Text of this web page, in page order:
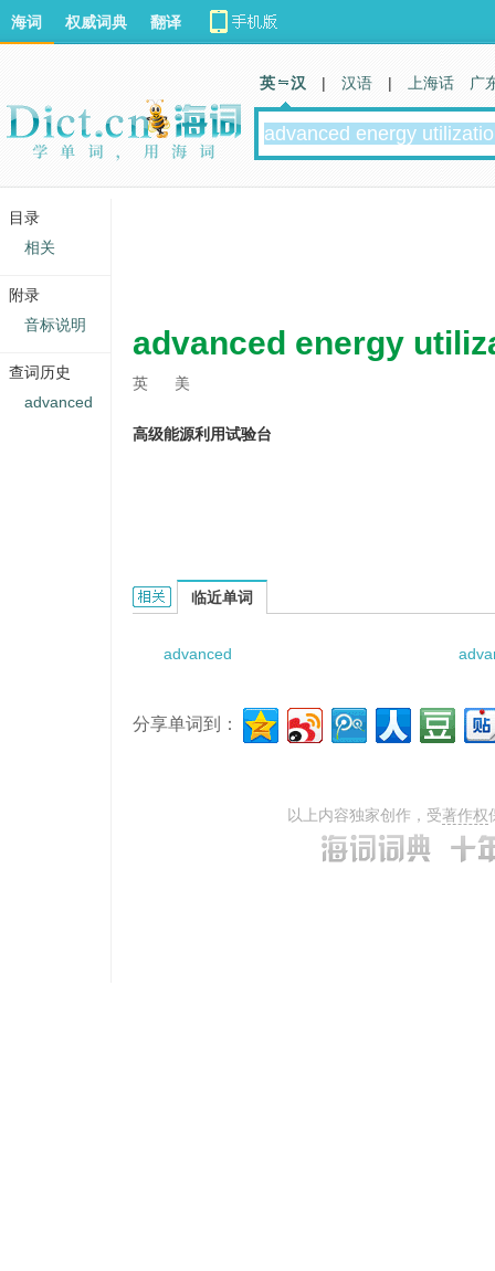
advanced energy
英 美
高级能源利用试验台
Advanced Energy Utilization Test Bed的相关资
临近单词
advanced
分享单词到：
以上内容独家创作，受著作权
海词 权威词典 翻译
英 汉 | 汉语 | 上海话 广
目录
相关
附录
音标说明
查词历史
advanced